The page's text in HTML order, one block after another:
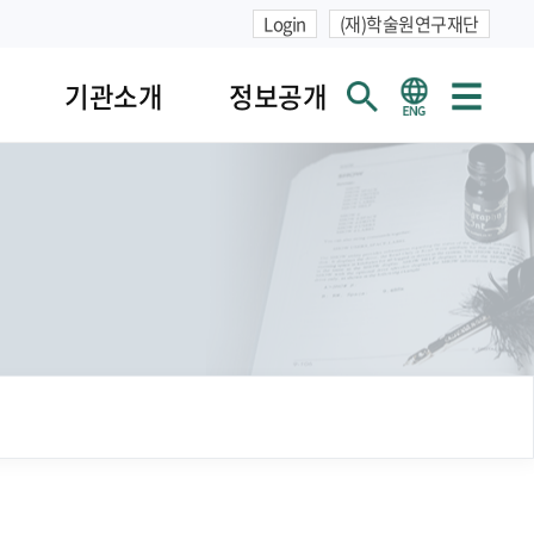
Login (재)학술원연구재단
기관소개 정보공개